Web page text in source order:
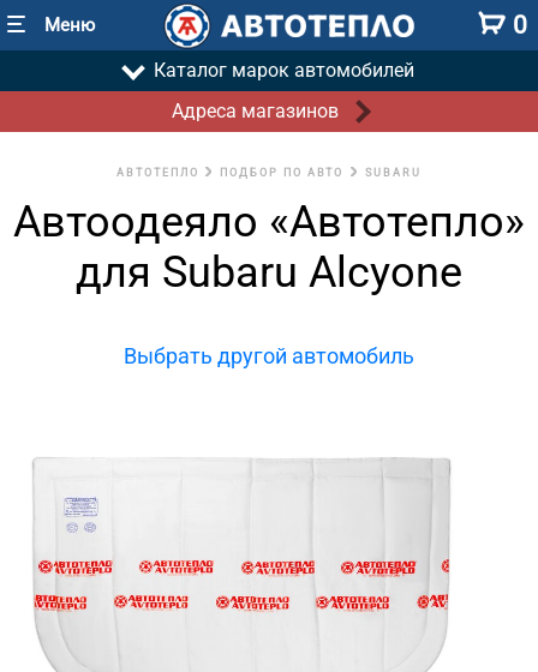
Меню 0
Каталог марок автомобилей
Адреса магазинов
АВТОТЕПЛО ПОДБОР ПО АВТО SUBARU
Автоодеяло «Автотепло»
для Subaru Alcyone
Выбрать другой автомобиль